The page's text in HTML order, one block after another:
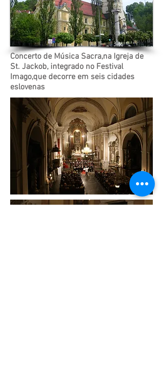
Concerto de Música Sacra,na Igreja de
St. Jackob, integrado no Festival
Imago,que decorre em seis cidades
eslovenas